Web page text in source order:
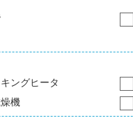
ングヒータ
機